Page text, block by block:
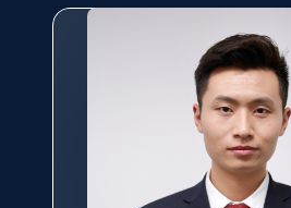
TikTok - Profiles - Discover by
Account id, Nickname,